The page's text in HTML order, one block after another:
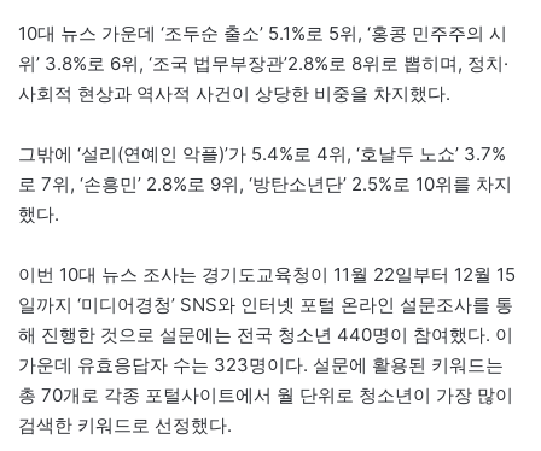
10대 뉴스 가운데 ‘조두순 출소’ 5.1%로 5위, ‘홍콩 민주주의 시
위’ 3.8%로 6위, ‘조국 법무부장관’2.8%로 8위로 뽑히며, 정치·
사회적 현상과 역사적 사건이 상당한 비중을 차지했다.
그밖에 ‘설리(연예인 악플)’가 5.4%로 4위, ‘호날두 노쇼’ 3.7%
로 7위, ‘손흥민’ 2.8%로 9위, ‘방탄소년단’ 2.5%로 10위를 차지
했다.
이번 10대 뉴스 조사는 경기도교육청이 11월 22일부터 12월 15
일까지 ‘미디어경청’ SNS와 인터넷 포털 온라인 설문조사를 통
해 진행한 것으로 설문에는 전국 청소년 440명이 참여했다. 이
가운데 유효응답자 수는 323명이다. 설문에 활용된 키워드는
총 70개로 각종 포털사이트에서 월 단위로 청소년이 가장 많이
검색한 키워드로 선정했다.